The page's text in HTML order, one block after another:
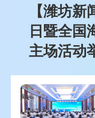
【潍坊
日暨全国
主场活动